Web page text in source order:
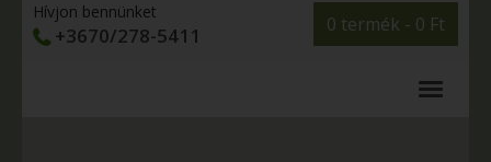
0 termék - 0 Ft
Hívjon bennünket
+3670/278-5411